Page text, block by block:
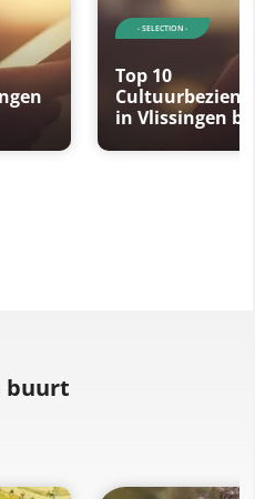
- SELECTION -
Top 10
in Vlissingen
buurt